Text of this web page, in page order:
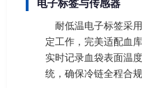
电子标签与传感器
耐低温电子标签采
定工作，完美适配血
实时记录血袋表面温
统，确保冷链全程合规